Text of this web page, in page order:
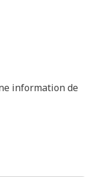
information de